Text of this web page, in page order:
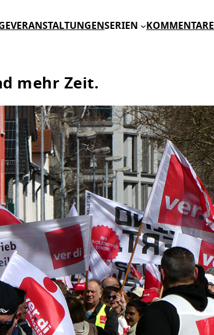
VERANSTALTUNGENSERIEN KOMMENTARE
mehr Zeit.